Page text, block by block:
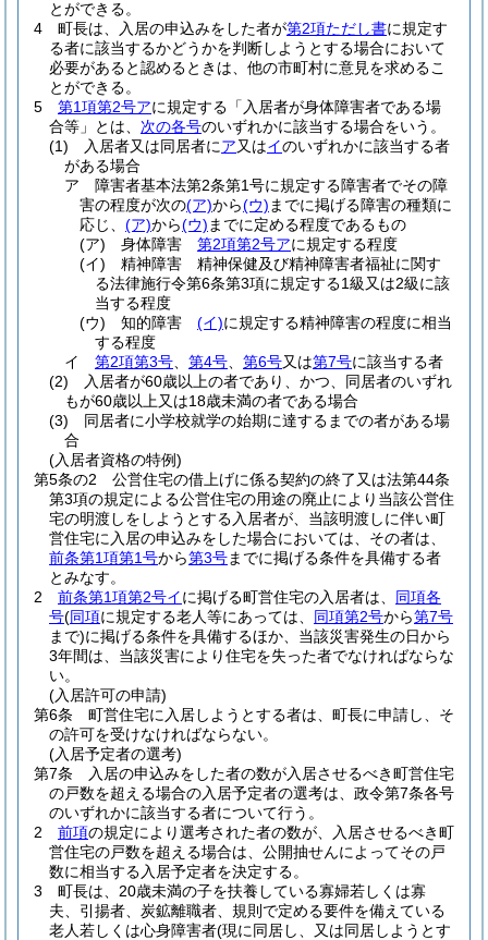
とができる。
4
町長は、入居の申込みをした者が第2項ただし書に規定す
る者に該当するかどうかを判断しようとする場合において
必要があると認めるときは、他の市町村に意見を求めるこ
とができる。
5
第1項第2号アに規定する「入居者が身体障害者である場
合等」とは、 次の各号のいずれかに該当する場合をいう。
(1)
入居者又は同居者にア又はイのいずれかに該当する者
がある場合
ア
障害者基本法第2条第1号に規定する障害者でその障
害の程度が次の(ア)から(ウ) までに掲げる障害の種類に
応じ、 (ア)から(ウ) までに定める程度であるもの
(ア)
身体障害第2項第2号アに規定する程度
(イ)
精神障害 精神保健及び精神障害者福祉に関す
る法律施行令第6条第3項に規定する1級又は2級に該
当する程度
(ウ)
知的障害(イ)に規定する精神障害の程度に相当
する程度
イ
第2項第3号 第4号 第6号又は第7号に該当する者
(2)
入居者が60歳以上の者であり、かつ、同居者のいずれ
もが60歳以上又は18歳未満の者である場合
(3)
同居者に小学校就学の始期に達するまでの者がある場
合
(入居者資格の特例)
第5条の2
公営住宅の借上げに係る契約の終了又は法第44条
第3項の規定による公営住宅の用途の廃止により当該公営住
宅の明渡しをしようとする入居者が、当該明渡しに伴い町
営住宅に入居の申込みをした場合においては、その者は、
前条第1項第1号から第3号までに掲げる条件を具備する者
とみなす。
2
前条第1項第2号イに掲げる町営住宅の入居者は、 同項各
号(同項に規定する老人等にあっては、 同項第2号から第7号
まで)に掲げる条件を具備するほか、当該災害発生の日から
3年間は、当該災害により住宅を失った者でなければならな
い。
(入居許可の申請)
第6条
町営住宅に入居しようとする者は、町長に申請し、そ
の許可を受けなければならない。
(入居予定者の選考)
第7条
入居の申込みをした者の数が入居させるべき町営住宅
の戸数を超える場合の入居予定者の選考は、政令第7条各号
のいずれかに該当する者について行う。
2
前項の規定により選考された者の数が、入居させるべき町
営住宅の戸数を超える場合は、公開抽せんによってその戸
数に相当する入居予定者を決定する。
3
町長は、20歳未満の子を扶養している寡婦若しくは寡
夫、引揚者、炭鉱離職者、規則で定める要件を備えている
老人若しくは心身障害者(現に同居し、又は同居しようとす